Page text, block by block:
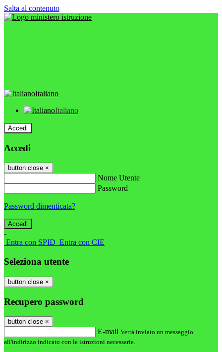
Salta al contenuto
Italiano
Italiano
Accedi
Accedi
button close ×
Nome Utente
Password
Password dimenticata?
-
Entra con SPID Entra con CIE
Seleziona utente
button close ×
Recupero password
button close ×
E-mail Verrà inviato un messaggio
all'indirizzo indicato con le istruzioni necessarie.